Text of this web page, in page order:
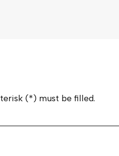
(*) must be filled.